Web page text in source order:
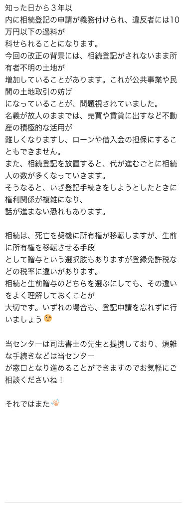
知った日から３年以
内に相続登記の申請が義務付けられ、違反者には10
万円以下の過料が
科せられることになります。
今回の改正の背景には、相続登記がされないまま所
有者不明の土地が
増加していることがあります。これが公共事業や民
間の土地取引の妨げ
になっていることが、問題視されていました。
名義が故人のままでは、売買や賃貸に出すなど不動
産の積極的な活用が
難しくなりますし、ローンや借入金の担保にするこ
ともできません。
また、相続登記を放置すると、代が進むごとに相続
人の数が多くなっていきます。
そうなると、いざ登記手続きをしようとしたときに
権利関係が複雑になり、
話が進まない恐れもあります。
相続は、死亡を契機に所有権が移転しますが、生前
に所有権を移転させる手段
として贈与という選択肢もありますが登録免許税な
どの税率に違いがあります。
相続と生前贈与のどちらを選ぶにしても、その違い
をよく理解しておくことが
大切です。いずれの場合も、登記申請を忘れずに行
いましょう
当センターは司法書士の先生と提携しており、煩雑
な手続きなどは当センター
が窓口となり進めることができますのでお気軽にご
相談くださいね！
それではまた